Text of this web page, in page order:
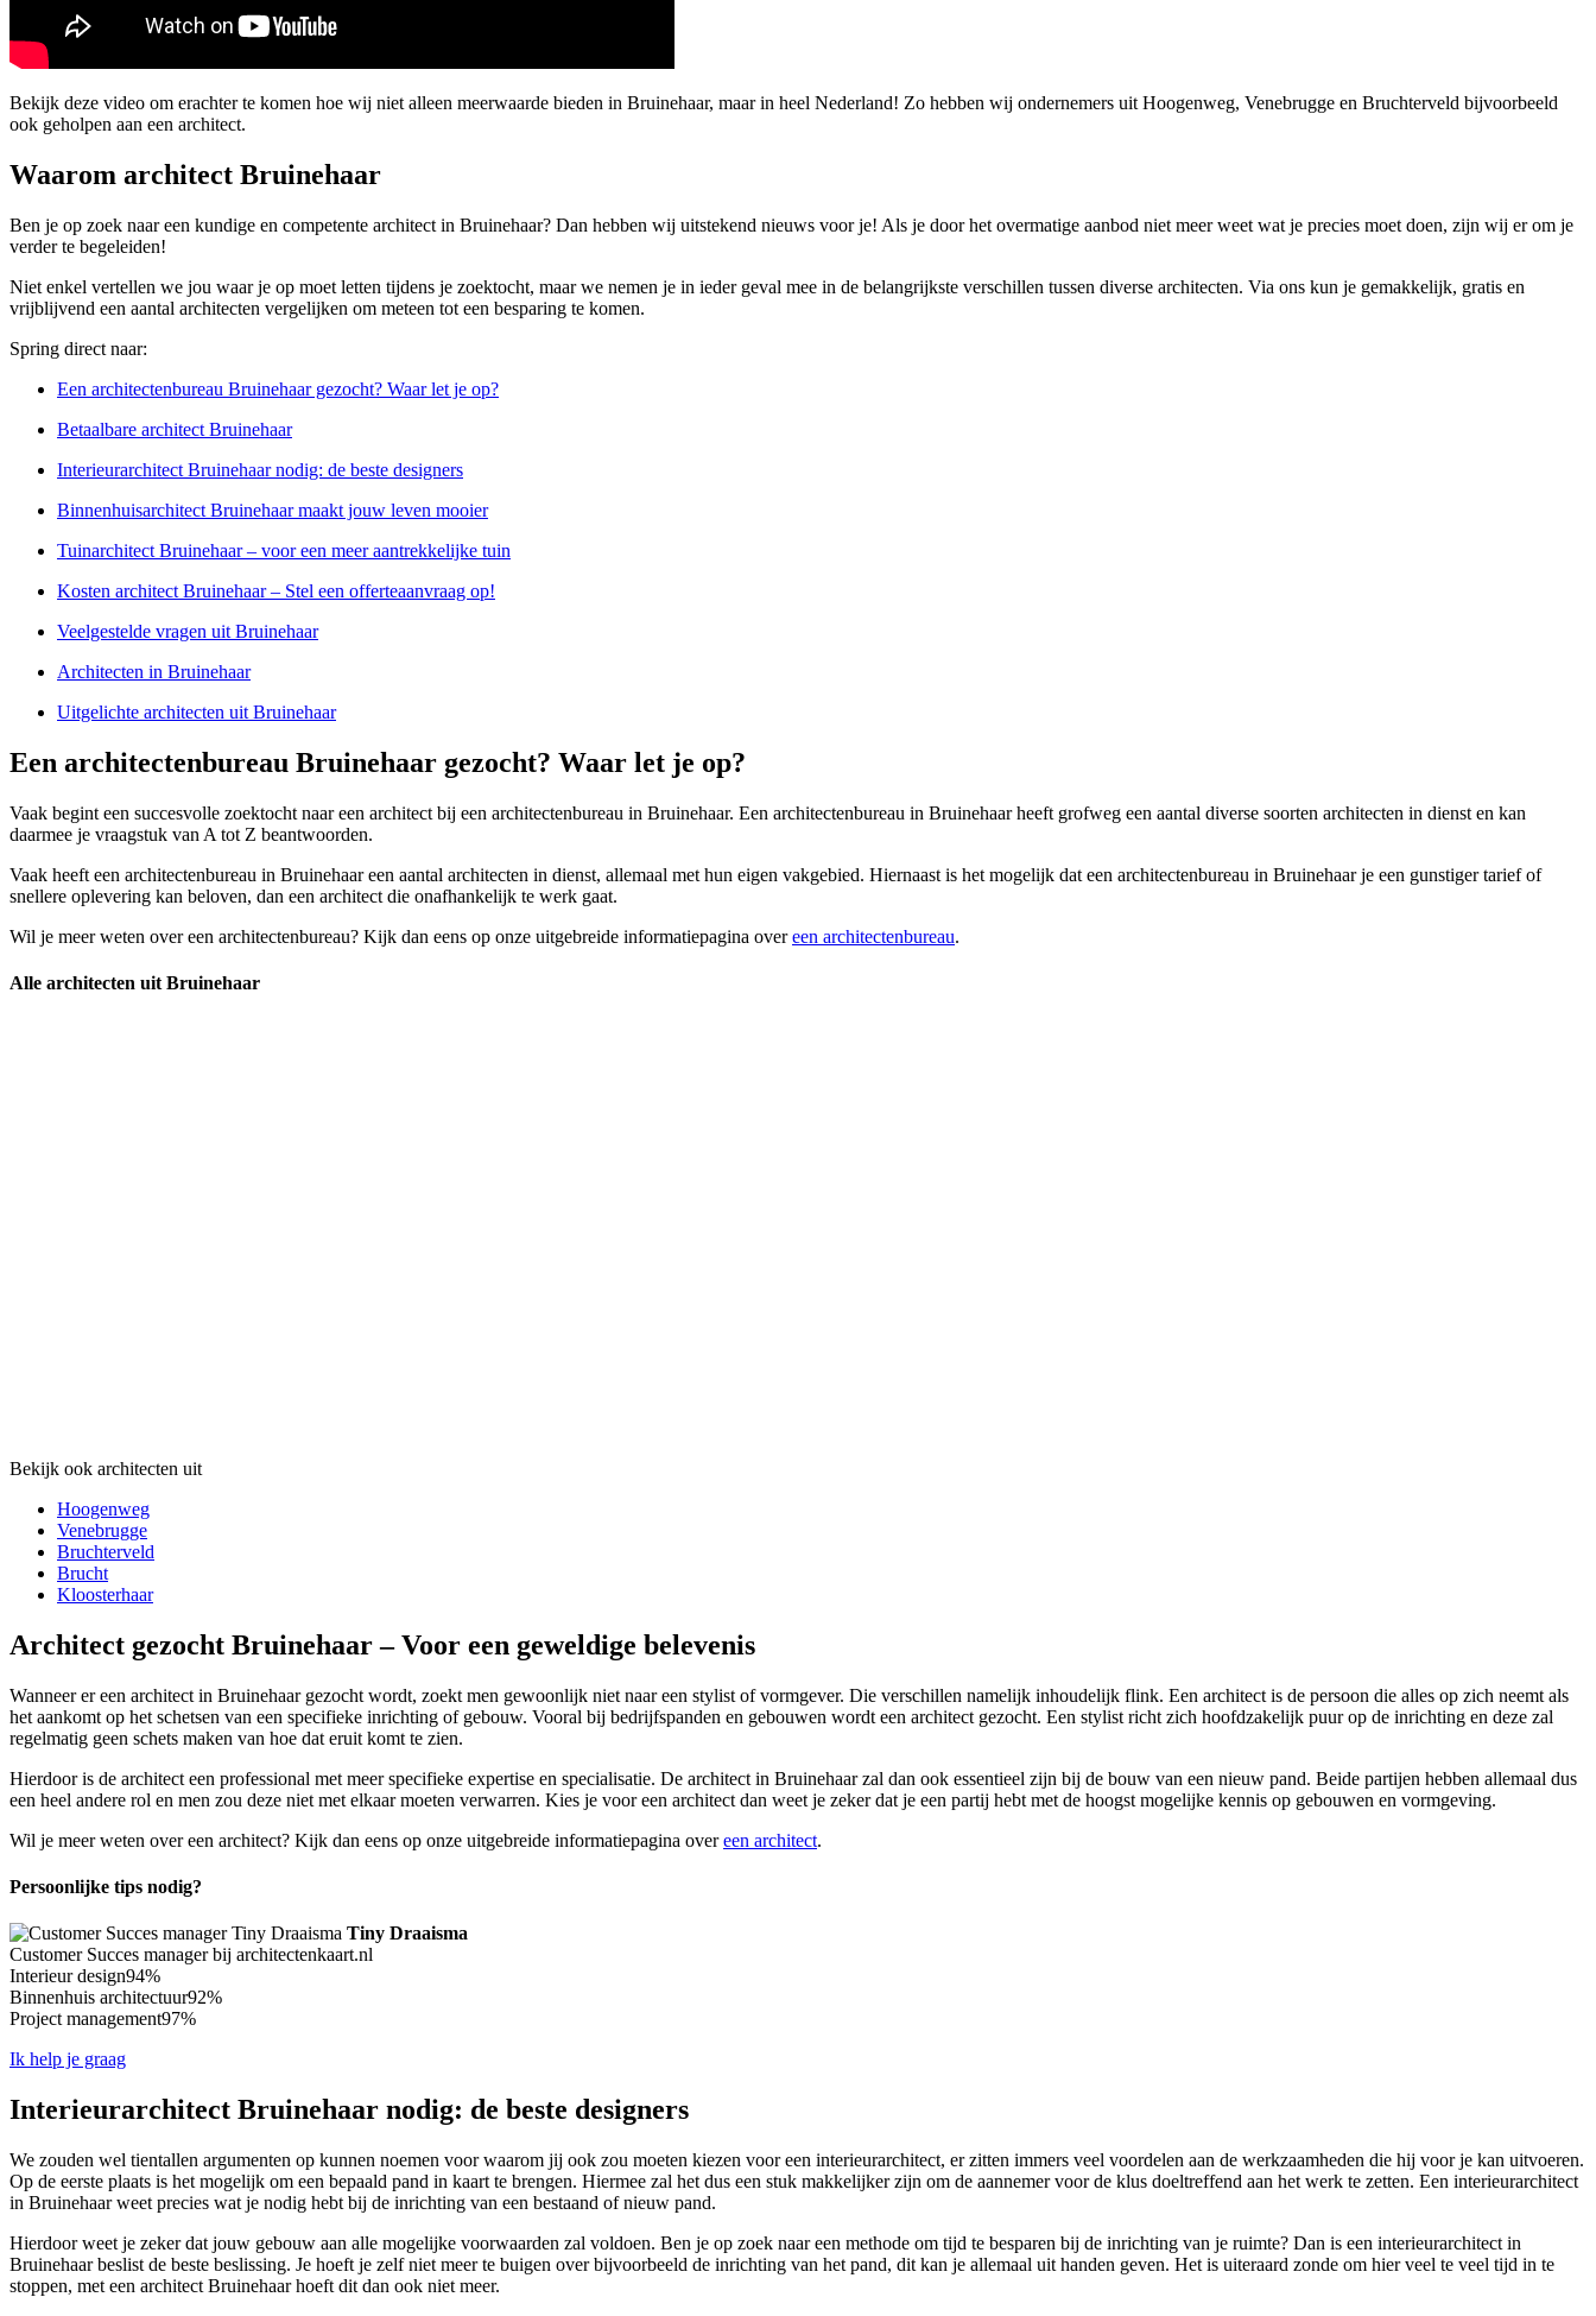
Bekijk deze video om erachter te komen hoe wij niet alleen meerwaarde bieden in Bruinehaar, maar in heel Nederland! Zo hebben wij ondernemers uit Hoogenweg, Venebrugge en Bruchterveld bijvoorbeeld
ook geholpen aan een architect.
Waarom architect Bruinehaar
Ben je op zoek naar een kundige en competente architect in Bruinehaar? Dan hebben wij uitstekend nieuws voor je! Als je door het overmatige aanbod niet meer weet wat je precies moet doen, zijn wij er om je
verder te begeleiden!
Niet enkel vertellen we jou waar je op moet letten tijdens je zoektocht, maar we nemen je in ieder geval mee in de belangrijkste verschillen tussen diverse architecten. Via ons kun je gemakkelijk, gratis en
vrijblijvend een aantal architecten vergelijken om meteen tot een besparing te komen.
Spring direct naar:
Een architectenbureau Bruinehaar gezocht? Waar let je op?
Betaalbare architect Bruinehaar
Interieurarchitect Bruinehaar nodig: de beste designers
Binnenhuisarchitect Bruinehaar maakt jouw leven mooier
Tuinarchitect Bruinehaar – voor een meer aantrekkelijke tuin
Kosten architect Bruinehaar – Stel een offerteaanvraag op!
Veelgestelde vragen uit Bruinehaar
Architecten in Bruinehaar
Uitgelichte architecten uit Bruinehaar
Een architectenbureau Bruinehaar gezocht? Waar let je op?
Vaak begint een succesvolle zoektocht naar een architect bij een architectenbureau in Bruinehaar. Een architectenbureau in Bruinehaar heeft grofweg een aantal diverse soorten architecten in dienst en kan
daarmee je vraagstuk van A tot Z beantwoorden.
Vaak heeft een architectenbureau in Bruinehaar een aantal architecten in dienst, allemaal met hun eigen vakgebied. Hiernaast is het mogelijk dat een architectenbureau in Bruinehaar je een gunstiger tarief of
snellere oplevering kan beloven, dan een architect die onafhankelijk te werk gaat.
Wil je meer weten over een architectenbureau? Kijk dan eens op onze uitgebreide informatiepagina overeen architectenbureau.
Alle architecten uit Bruinehaar
Bekijk ook architecten uit
Hoogenweg
Venebrugge
Bruchterveld
Brucht
Kloosterhaar
Architect gezocht Bruinehaar – Voor een geweldige belevenis
Wanneer er een architect in Bruinehaar gezocht wordt, zoekt men gewoonlijk niet naar een stylist of vormgever. Die verschillen namelijk inhoudelijk flink. Een architect is de persoon die alles op zich neemt als
het aankomt op het schetsen van een specifieke inrichting of gebouw. Vooral bij bedrijfspanden en gebouwen wordt een architect gezocht. Een stylist richt zich hoofdzakelijk puur op de inrichting en deze zal
regelmatig geen schets maken van hoe dat eruit komt te zien.
Hierdoor is de architect een professional met meer specifieke expertise en specialisatie. De architect in Bruinehaar zal dan ook essentieel zijn bij de bouw van een nieuw pand. Beide partijen hebben allemaal dus
een heel andere rol en men zou deze niet met elkaar moeten verwarren. Kies je voor een architect dan weet je zeker dat je een partij hebt met de hoogst mogelijke kennis op gebouwen en vormgeving.
Wil je meer weten over een architect? Kijk dan eens op onze uitgebreide informatiepagina overeen architect.
Persoonlijke tips nodig?
Tiny Draaisma
Customer Succes manager bij architectenkaart.nl
Interieur design94%
Binnenhuis architectuur92%
Project management97%
Ik help je graag
Interieurarchitect Bruinehaar nodig: de beste designers
We zouden wel tientallen argumenten op kunnen noemen voor waarom jij ook zou moeten kiezen voor een interieurarchitect, er zitten immers veel voordelen aan de werkzaamheden die hij voor je kan uitvoeren.
Op de eerste plaats is het mogelijk om een bepaald pand in kaart te brengen. Hiermee zal het dus een stuk makkelijker zijn om de aannemer voor de klus doeltreffend aan het werk te zetten. Een interieurarchitect
in Bruinehaar weet precies wat je nodig hebt bij de inrichting van een bestaand of nieuw pand.
Hierdoor weet je zeker dat jouw gebouw aan alle mogelijke voorwaarden zal voldoen. Ben je op zoek naar een methode om tijd te besparen bij de inrichting van je ruimte? Dan is een interieurarchitect in
Bruinehaar beslist de beste beslissing. Je hoeft je zelf niet meer te buigen over bijvoorbeeld de inrichting van het pand, dit kan je allemaal uit handen geven. Het is uiteraard zonde om hier veel te veel tijd in te
stoppen, met een architect Bruinehaar hoeft dit dan ook niet meer.